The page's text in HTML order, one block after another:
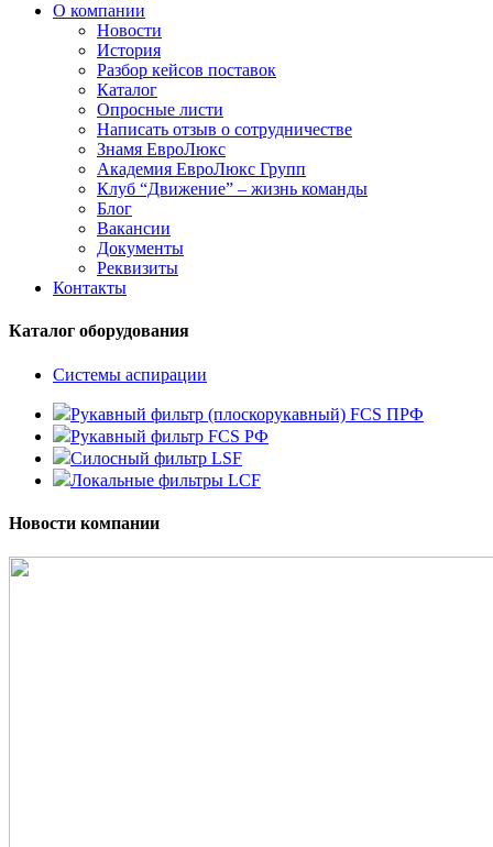
О компании
Новости
История
Разбор кейсов поставок
Каталог
Опросные листи
Написать отзыв о сотрудничестве
Знамя ЕвроЛюкс
Академия ЕвроЛюкс Групп
Клуб “Движение” – жизнь команды
Блог
Вакансии
Документы
Реквизиты
Контакты
Каталог оборудования
Системы аспирации
Рукавный фильтр (плоскорукавный) FCS ПРФ
Рукавный фильтр FCS РФ
Силосный фильтр LSF
Локальные фильтры LCF
Новости компании